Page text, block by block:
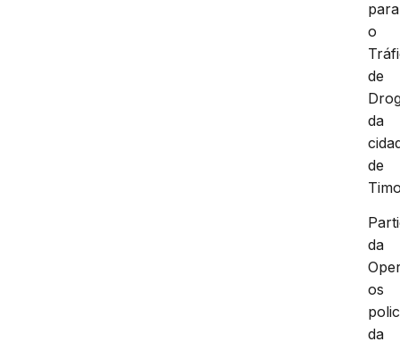
para
o
de
da
de
da
os
da